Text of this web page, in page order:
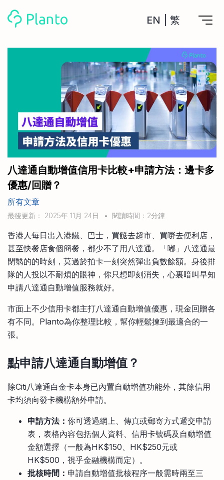
EN 繁
計劃買樓
計劃買樓第一步
全功能記賬
管理及分析所有戶口
管理MPF戶口
一次過管理所有強積金戶口
申請清卡數/私人貸款
CreFIT x Planto推廣優惠
私人貸款
年利率/APR/年息比較
投資戶口 (美股)
比較最抵美股投資戶口
投資戶口 (港股)
比較最抵港股投資戶口
投資加密貨幣
比較最抵Crypto交易所
比較最抵月供計劃戶口
比較定存利率
信用卡
比較各種最優惠信用卡
關於我們
Academy
Marketplace
其他網站
手機App與理財資訊
商業解決方案
八達通自動增值信用卡比較+申請方法：邊卡多
優惠/回贈？
所有文章
最後更新： 2025年 11月 24日 • 閱讀時間：2分鐘
香港人每日出入港鐵、巴士，買餸去超市、買嘢去便利店，
甚至快餐店食個簡餐，都少不了用八達通。「嘟」八達通最
閉翳的的時刻，莫過於拍卡一刻突然彈出負數餘額。身後排
隊的人投以不耐煩的眼神，你只想即刻消失，心裏暗叫早知
申請八達通自動增值服務就好。
市面上不少信用卡都主打八達通自動增值優惠，現金回贈各
有不同。Planto為你整理比較，幫你輕鬆揀到最適合的一
張。
點申請八達通自動增值？
除Citi八達通白金卡本身已內置自動增值功能外，其餘信用
卡均須向發卡機構額外申請。
申請方法： 你可透過網上、傳真或郵寄方式遞交申請
表，表格內容包括個人資料、信用卡號碼及自動增值
金額選擇（一般為HK$150、HK$250元或
HK$500，視乎金融機構而定）。
批核時間： 申請自動增值批核程序一般需時兩至三